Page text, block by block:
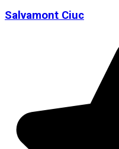
Salvamont Ciuc